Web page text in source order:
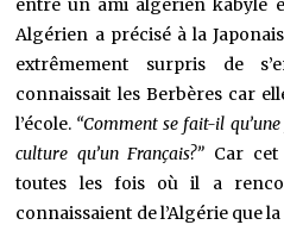
entre un ami algérien kabyle
Algérien a précisé à la
extrêmement surpris de
connaissait les Berbères car
l’école. “Comment se fait-il
culture qu’un Français?” Car
toutes les fois où il a
connaissaient de l’Algérie que